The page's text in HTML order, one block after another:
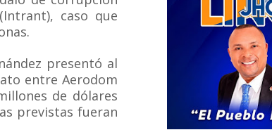
caso que
presentó al
entre Aerodom
de dólares
previstas fueran